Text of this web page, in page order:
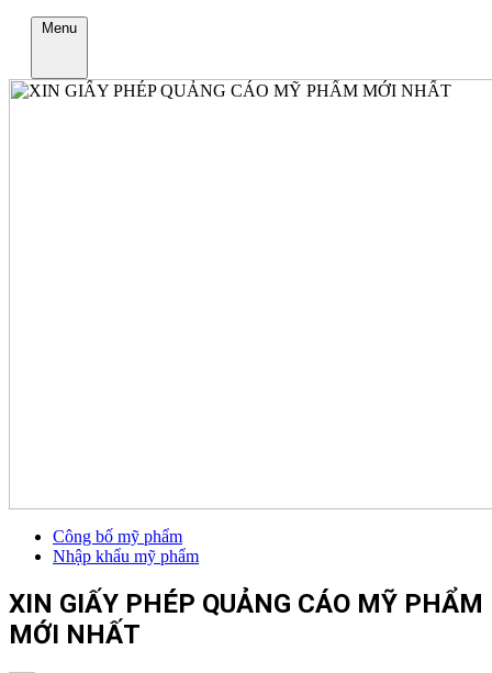
Menu
Công bố mỹ phẩm
Nhập khẩu mỹ phẩm
XIN GIẤY PHÉP QUẢNG CÁO MỸ PHẨM
MỚI NHẤT